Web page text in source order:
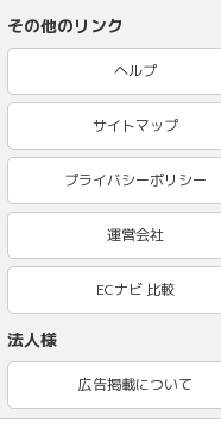
その他のリンク
ヘルプ
サイトマップ
プライバシーポリシー
運営会社
ECナビ 比較
法人様
広告掲載について